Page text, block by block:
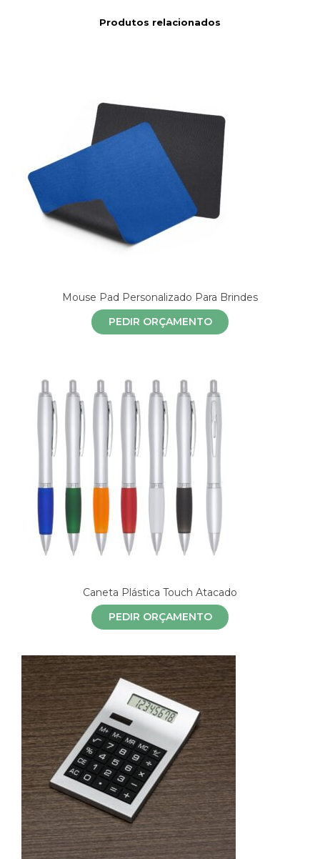
Produtos relacionados
Mouse Pad Personalizado Para Brindes
PEDIR ORÇAMENTO
Caneta Plástica Touch Atacado
PEDIR ORÇAMENTO